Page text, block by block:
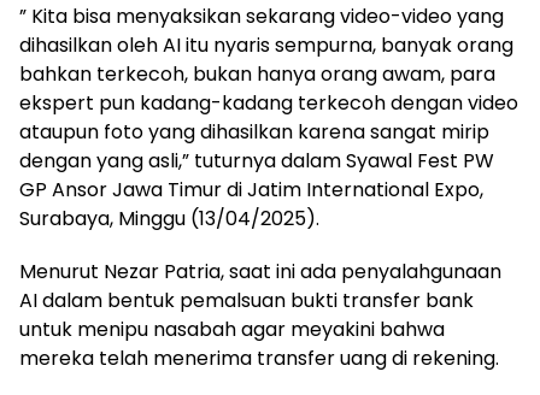
” Kita bisa menyaksikan sekarang video-video yang
dihasilkan oleh AI itu nyaris sempurna, banyak orang
bahkan terkecoh, bukan hanya orang awam, para
ekspert pun kadang-kadang terkecoh dengan video
ataupun foto yang dihasilkan karena sangat mirip
dengan yang asli,” tuturnya dalam Syawal Fest PW
GP Ansor Jawa Timur di Jatim International Expo,
Surabaya, Minggu (13/04/2025).
Menurut Nezar Patria, saat ini ada penyalahgunaan
AI dalam bentuk pemalsuan bukti transfer bank
untuk menipu nasabah agar meyakini bahwa
mereka telah menerima transfer uang di rekening.